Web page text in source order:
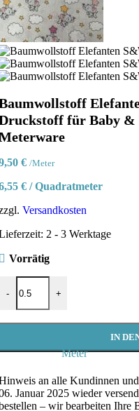
für Baby &
€ /Meter
€ /Quadratmeter
Versandkosten
2 - 3 Werktage
Vorrätig
-
Elefanten grau
+
Meter
IN
an alle Kundinnen
Januar 2025 wieder
– wir bearbeiten Ihre